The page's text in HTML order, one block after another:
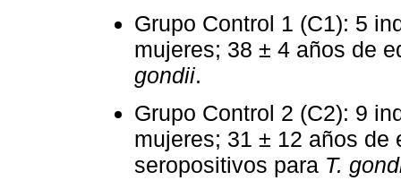
Grupo Control 1 (C1): 5
mujeres; 38 ± 4 años de
gondii.
Grupo Control 2 (C2): 9
mujeres; 31 ± 12 años de
seropositivos para T.